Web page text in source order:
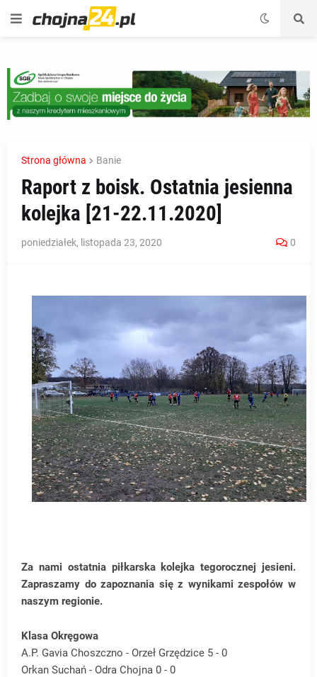
Strona główna Banie
Raport z boisk. Ostatnia jesienna
kolejka [21-22.11.2020]
poniedziałek, listopada 23, 2020 0
Za nami ostatnia piłkarska kolejka tegorocznej jesieni.
Zapraszamy do zapoznania się z wynikami zespołów w
naszym regionie.
Klasa Okręgowa
A.P. Gavia Choszczno - Orzeł Grzędzice 5 - 0
Orkan Suchań - Odra Chojna 0 - 0